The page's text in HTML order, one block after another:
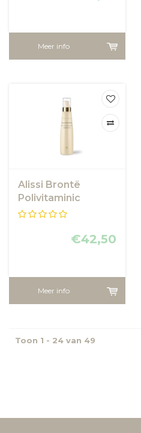
Meer info
Alissi Brontë
Polivitaminic
Cleanser
€42,50
Meer info
Toon 1 - 24 van 49